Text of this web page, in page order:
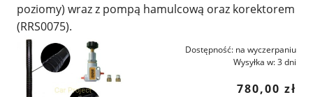
poziomy) wraz z pompą hamulcową oraz korektorem
(RRS0075).
Dostępność: na wyczerpaniu
Wysyłka w:3 dni
780,00 zł